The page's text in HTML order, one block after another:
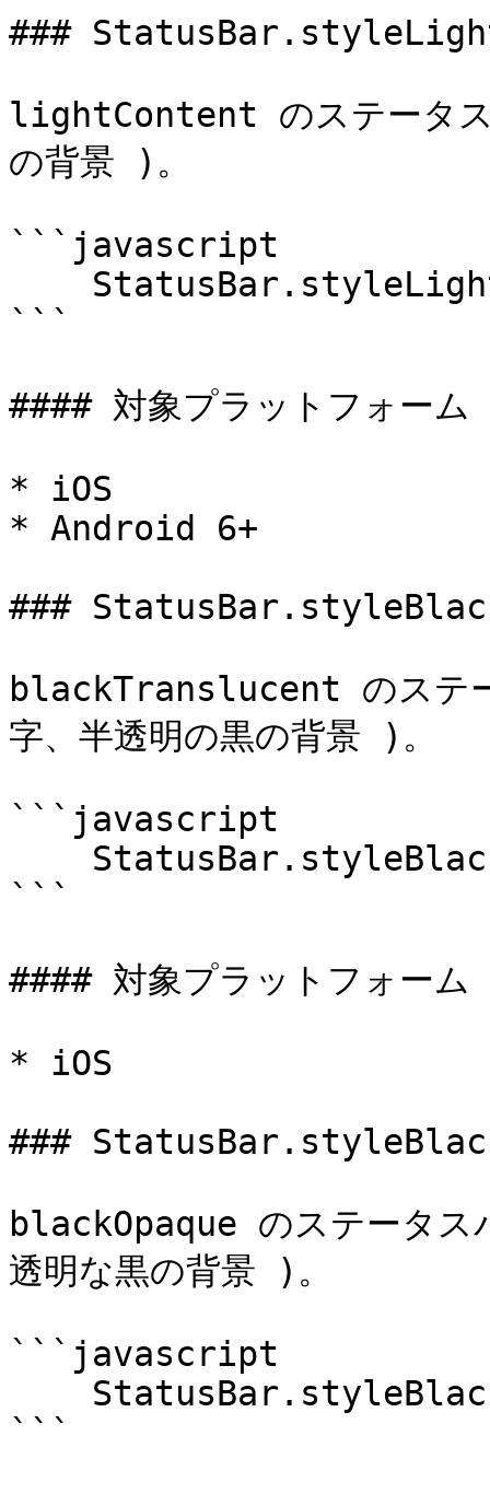
###
lightContent のステータス
の背景 )。
```javascript
```
#### 対象プラットフォーム
* iOS
* Android 6+
###
blackTranslucent のステ
字、半透明の黒の背景 )。
```javascript
```
#### 対象プラットフォーム
* iOS
###
blackOpaque のステータ
透明な黒の背景 )。
```javascript
```